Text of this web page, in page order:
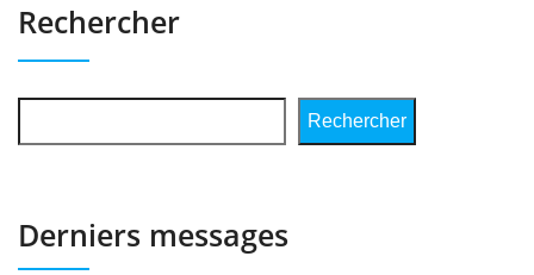
Rechercher
Rechercher
Derniers messages